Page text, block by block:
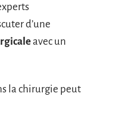
d’une
avec un
la chirurgie peut